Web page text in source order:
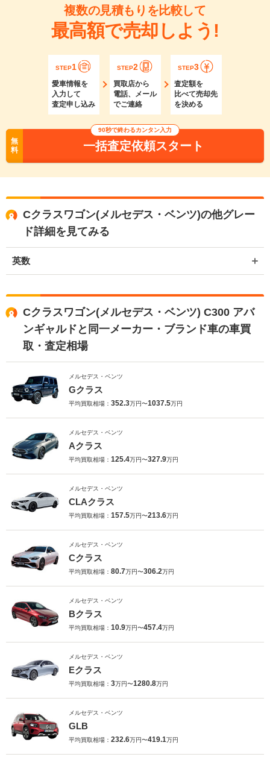
複数の見積もりを比較して
最高額で売却しよう!
STEP1
愛車情報を
入力して
査定申し込み
STEP2
買取店から
電話、メール
でご連絡
STEP3
査定額を
比べて売却先
を決める
無
料
90秒で終わるカンタン入力
一括査定依頼スタート
Cクラスワゴン(メルセデス・ベンツ)の他グレー
ド詳細を見てみる
英数
Cクラスワゴン(メルセデス・ベンツ) C300 アバ
ンギャルドと同一メーカー・ブランド車の車買
取・査定相場
メルセデス・ベンツ
Gクラス
平均買取相場： 352.3万円〜1037.5万円
メルセデス・ベンツ
Aクラス
平均買取相場： 125.4万円〜327.9万円
メルセデス・ベンツ
CLAクラス
平均買取相場： 157.5万円〜213.6万円
メルセデス・ベンツ
Cクラス
平均買取相場： 80.7万円〜306.2万円
メルセデス・ベンツ
Bクラス
平均買取相場： 10.9万円〜457.4万円
メルセデス・ベンツ
Eクラス
平均買取相場： 3万円〜1280.8万円
メルセデス・ベンツ
GLB
平均買取相場： 232.6万円〜419.1万円